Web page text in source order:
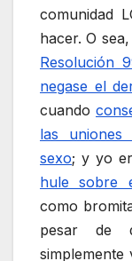
comunidad
hacer. O
Resolución
negase el
cuando
las uniones
sexo; y yo
hule sobre
como
pesar de
simplemente